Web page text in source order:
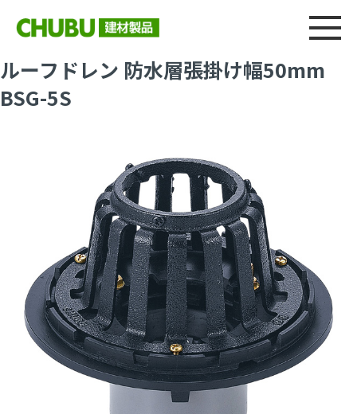
総合
ルーフドレン 防水層張掛け幅50mm
BSG-5S